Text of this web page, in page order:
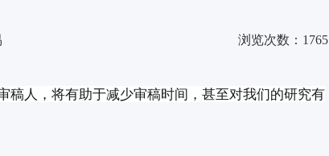
浏览次数：1765
稿人，将有助于减少审稿时间，甚至对我们的研究有